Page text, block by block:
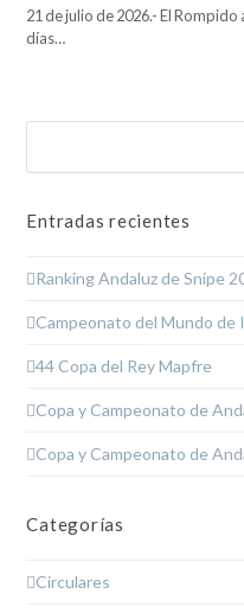
21 de julio de 2026.- El
días…
Entradas recientes
Ranking Andaluz de Snipe
Campeonato del Mundo de
44 Copa del Rey Mapfre
Copa y Campeonato de
Copa y Campeonato de
Categorías
Circulares